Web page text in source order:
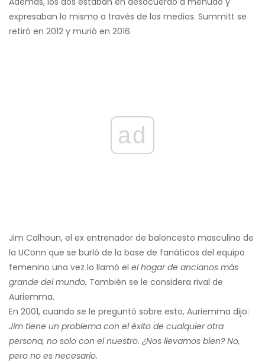
expresaban lo mismo a través de los medios. Summitt se
retiró en 2012 y murió en 2016.
ad
Jim Calhoun, el ex entrenador de baloncesto masculino de
la UConn que se burló de la base de fanáticos del equipo
femenino una vez lo llamó el el hogar de ancianos más
grande del mundo, También se le considera rival de
Auriemma.
En 2001, cuando se le preguntó sobre esto, Auriemma dijo:
Jim tiene un problema con el éxito de cualquier otra
persona, no solo con el nuestro. ¿Nos llevamos bien? No,
pero no es necesario.